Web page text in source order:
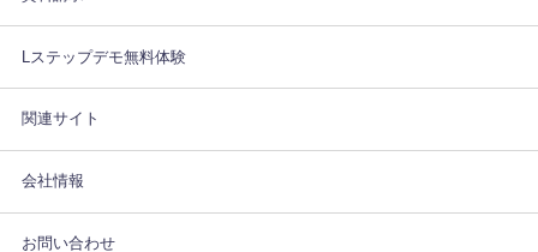
Lステップデモ無料体験
関連サイト
会社情報
お問い合わせ